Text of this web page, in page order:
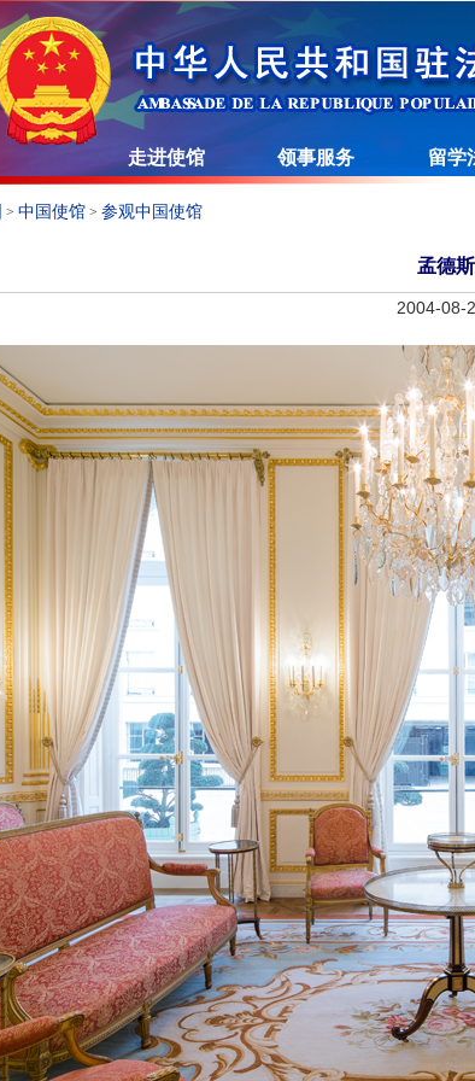
走进使馆 领事服务 留学
> 中国使馆> 参观中国使馆
孟德
2004-08-